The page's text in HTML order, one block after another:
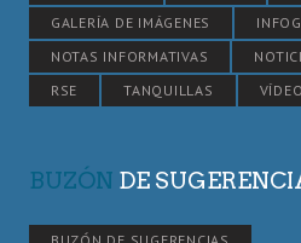
GALERÍA DE IMÁGENES
NOTAS INFORMATIVAS
RSE
TANQUILLAS
BUZÓN DE